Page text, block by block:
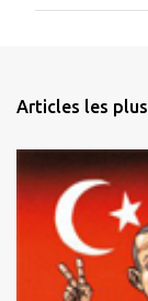
n
i
Articles les